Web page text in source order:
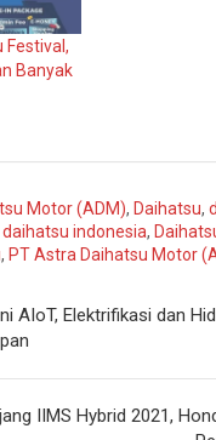
Festival,
Banyak
Motor (ADM), Daihatsu,
daihatsu indonesia,
, PT Astra Daihatsu Motor
AIoT, Elektrifikasi dan
IIMS Hybrid 2021,